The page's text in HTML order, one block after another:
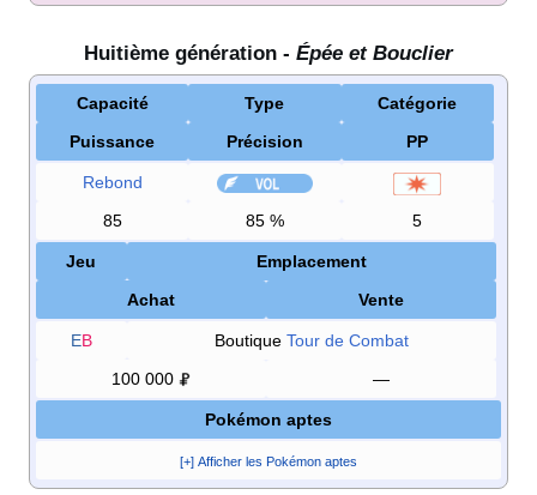
Huitième génération - Épée et Bouclier
Capacité Type
Catégorie
Puissance
Précision PP
Rebond
85
85 % 5
Jeu
Emplacement
Achat
Vente
EB Boutique Tour de Combat
100 000
—
Pokémon aptes
[+] Afficher les Pokémon aptes